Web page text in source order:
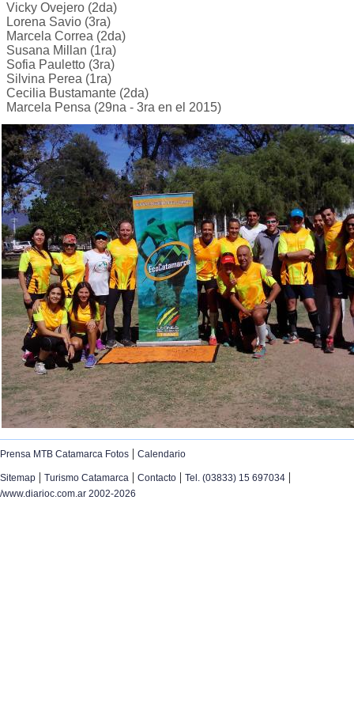
Vicky Ovejero (2da)
Lorena Savio (3ra)
Marcela Correa (2da)
Susana Millan (1ra)
Sofia Pauletto (3ra)
Silvina Perea (1ra)
Cecilia Bustamante (2da)
Marcela Pensa (29na - 3ra en el 2015)
Prensa MTB Catamarca Fotos | Calendario
Sitemap | Turismo Catamarca | Contacto | Tel. (03833) 15 697034 |
/www.diarioc.com.ar 2002-2026